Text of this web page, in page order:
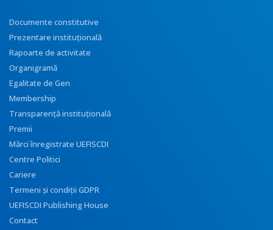
Documente constitutive
Prezentare instituţională
Rapoarte de activitate
Organigramă
Egalitate de Gen
Membership
Transparenţă instituţională
Premii
Mărci înregistrate UEFISCDI
Centre Politici
Cariere
Termeni și condiții GDPR
UEFISCDI Publishing House
Contact